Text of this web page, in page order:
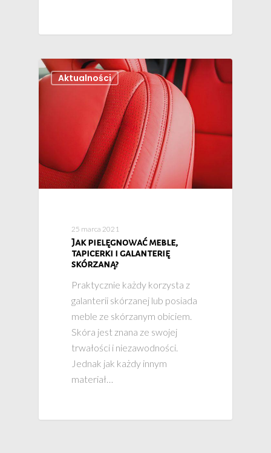
Aktualności
25 marca 2021
Jak pielęgnować meble,
tapicerki i galanterię
skórzaną?
Praktycznie każdy korzysta z
galanterii skórzanej lub posiada
meble ze skórzanym obiciem.
Skóra jest znana ze swojej
trwałości i niezawodności.
Jednak jak każdy innym
materiał…